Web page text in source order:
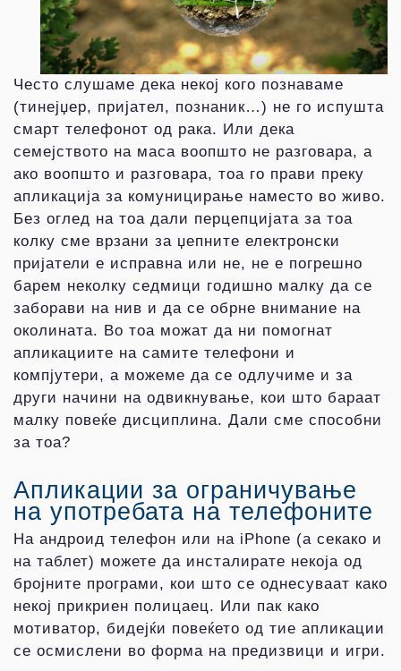
Често слушаме дека некој кого познаваме
(тинејџер, пријател, познаник…) не го испушта
смарт телефонот од рака. Или дека
семејството на маса воопшто не разговара, а
ако воопшто и разговара, тоа го прави преку
апликација за комуницирање наместо во живо.
Без оглед на тоа дали перцепцијата за тоа
колку сме врзани за џепните електронски
пријатели е исправна или не, не е погрешно
барем неколку седмици годишно малку да се
заборави на нив и да се обрне внимание на
околината. Во тоа можат да ни помогнат
апликациите на самите телефони и
компјутери, а можеме да се одлучиме и за
други начини на одвикнување, кои што бараат
малку повеќе дисциплина. Дали сме способни
за тоа?
Апликации за ограничување
на употребата на телефоните
На андроид телефон или на iPhone (а секако и
на таблет) можете да инсталирате некоја од
бројните програми, кои што се однесуваат како
некој прикриен полицаец. Или пак како
мотиватор, бидејќи повеќето од тие апликации
се осмислени во форма на предизвици и игри.